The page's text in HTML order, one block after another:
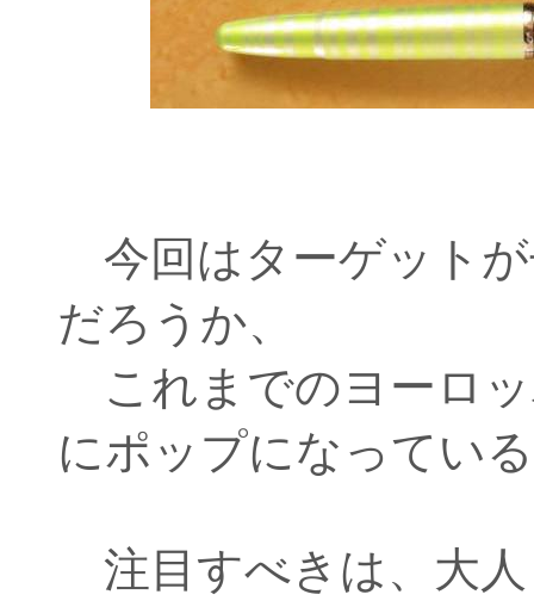
今回はターゲット
だろうか、
これまでのヨーロ
にポップになってい
注目すべきは、大